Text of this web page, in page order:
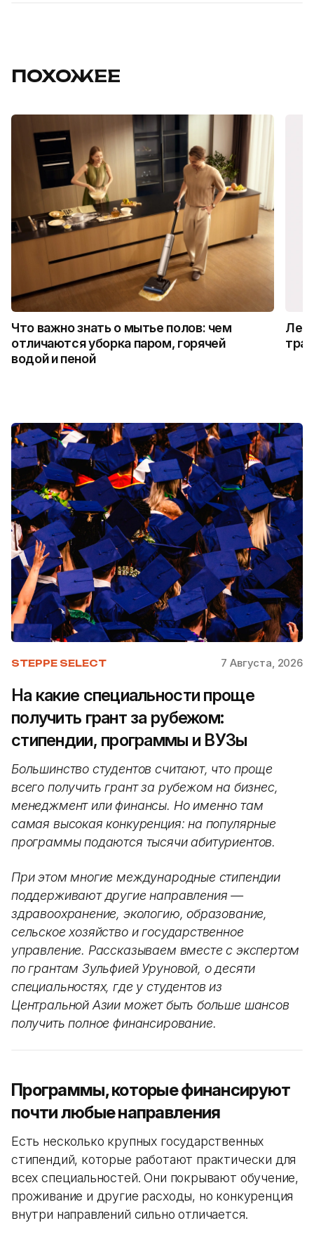
ПОХОЖЕЕ
Что важно знать о мытье полов: чем
отличаются уборка паром, горячей
водой и пеной
STEPPE SELECT 7 Августа, 2026
На какие специальности проще
получить грант за рубежом:
стипендии, программы и ВУЗы
Большинство студентов считают, что проще
всего получить грант за рубежом на бизнес,
менеджмент или финансы. Но именно там
самая высокая конкуренция: на популярные
программы подаются тысячи абитуриентов.
При этом многие международные стипендии
поддерживают другие направления —
здравоохранение, экологию, образование,
сельское хозяйство и государственное
управление. Рассказываем вместе с экспертом
по грантам Зульфией Уруновой, о десяти
специальностях, где у студентов из
Центральной Азии может быть больше шансов
получить полное финансирование.
Программы, которые финансируют
почти любые направления
Есть несколько крупных государственных
стипендий, которые работают практически для
всех специальностей. Они покрывают обучение,
проживание и другие расходы, но конкуренция
внутри направлений сильно отличается.